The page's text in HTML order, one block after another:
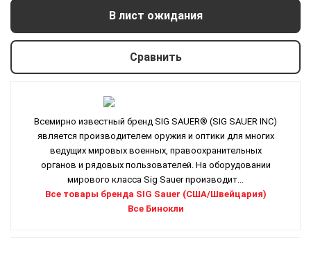
В лист ожидания
Сравнить
Всемирно известный бренд SIG SAUER® (SIG SAUER INC)
является производителем оружия и оптики для многих
ведущих мировых военных, правоохранительных
органов и рядовых пользователей. На оборудовании
мирового класса Sig Sauer производит...
Все товары бренда SIG Sauer (США/Швейцария)
Все Бинокли